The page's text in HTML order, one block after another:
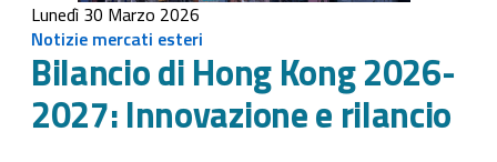
Lunedì 30 Marzo 2026
Notizie mercati esteri
Bilancio di Hong Kong 2026-
2027: Innovazione e rilancio